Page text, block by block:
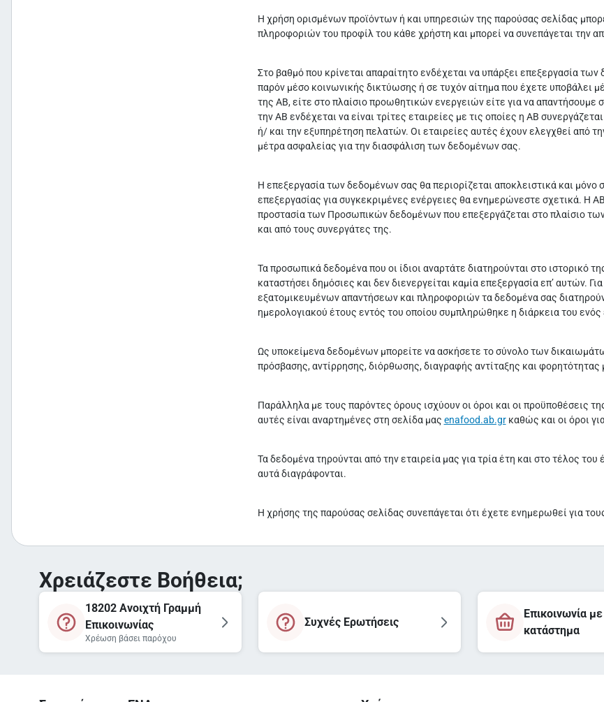
Η χρήση ορισμένων προϊόντων ή και υπηρεσιών της παρούσας σελίδας
πληροφοριών του προφίλ του κάθε χρήστη και μπορεί να συνεπάγεται την
Στο βαθμό που κρίνεται απαραίτητο ενδέχεται να υπάρξει επεξεργασία
παρόν μέσο κοινωνικής δικτύωσης ή σε τυχόν αίτημα που έχετε υποβάλει
της ΑΒ, είτε στο πλαίσιο προωθητικών ενεργειών είτε για να
την ΑΒ ενδέχεται να είναι τρίτες εταιρείες με τις οποίες η ΑΒ
ή/ και την εξυπηρέτηση πελατών. Οι εταιρείες αυτές έχουν ελεγχθεί από
μέτρα ασφαλείας για την διασφάλιση των δεδομένων σας.
Η επεξεργασία των δεδομένων σας θα περιορίζεται αποκλειστικά και
επεξεργασίας για συγκεκριμένες ενέργειες θα ενημερώνεστε σχετικά. Η
προστασία των Προσωπικών δεδομένων που επεξεργάζεται στο πλαίσιο
και από τους συνεργάτες της.
Τα προσωπικά δεδομένα που οι ίδιοι αναρτάτε διατηρούνται στο ιστορικό
καταστήσει δημόσιες και δεν διενεργείται καμία επεξεργασία επ’ αυτών.
εξατομικευμένων απαντήσεων και πληροφοριών τα δεδομένα σας
ημερολογιακού έτους εντός του οποίου συμπληρώθηκε η διάρκεια του ενός
Ως υποκείμενα δεδομένων μπορείτε να ασκήσετε το σύνολο των
πρόσβασης, αντίρρησης, διόρθωσης, διαγραφής αντίταξης και
Παράλληλα με τους παρόντες όρους ισχύουν οι όροι και οι προϋποθέσεις
αυτές είναι αναρτημένες στη σελίδα μας enafood.ab.grκαθώς και οι όροι
Τα δεδομένα τηρούνται από την εταιρεία μας για τρία έτη και στο τέλος
αυτά διαγράφονται.
Η χρήσης της παρούσας σελίδας συνεπάγεται ότι έχετε ενημερωθεί για
Χρειάζεστε Βοήθεια;
18202 Ανοιχτή Γραμμή
Επικοινωνίας
Χρέωση βάσει παρόχου
Συχνές Ερωτήσεις
Επικοινωνία με
κατάστημα